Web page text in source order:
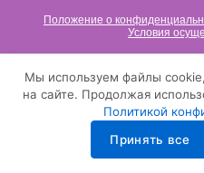
Положение о
Условия
Мы используем файлы
на сайте. Продолжая
Политикой
Принять все